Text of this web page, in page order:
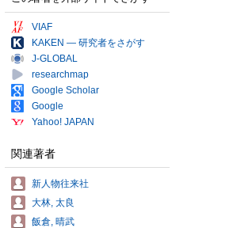
VIAF
KAKEN — 研究者をさがす
J-GLOBAL
researchmap
Google Scholar
Google
Yahoo! JAPAN
関連著者
新人物往来社
大林, 太良
飯倉, 晴武